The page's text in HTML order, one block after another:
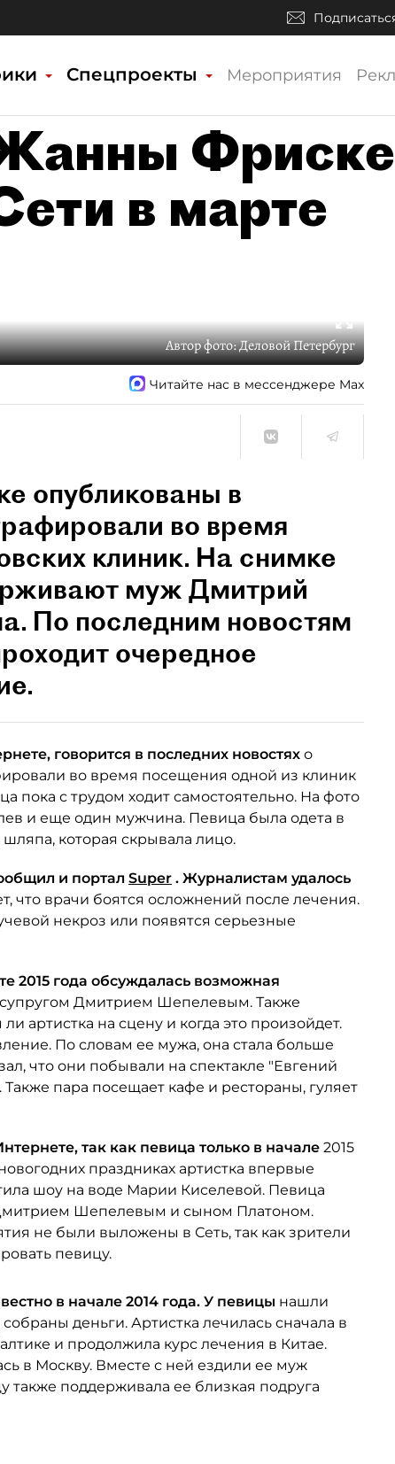
Спецпроекты Мероприятия
Фриске
в марте
Автор фото:Деловой Петербург
Читайте нас в мессенджере Max
опубликованы в
во время
клиник. На снимке
муж Дмитрий
По последним новостям
очередное
говорится в последних новостях о
во время посещения одной из клиник
пока с трудом ходит самостоятельно. На фото
и еще один мужчина. Певица была одета в
которая скрывала лицо.
и портал Super . Журналистам удалось
что врачи боятся осложнений после лечения.
некроз или появятся серьезные
2015 года обсуждалась возможная
Дмитрием Шепелевым. Также
артистка на сцену и когда это произойдет.
По словам ее мужа, она стала больше
что они побывали на спектакле "Евгений
пара посещает кафе и рестораны, гуляет
так как певица только в начале 2015
праздниках артистка впервые
шоу на воде Марии Киселевой. Певица
Шепелевым и сыном Платоном.
не были выложены в Сеть, так как зрители
певицу.
в начале 2014 года. У певицы нашли
деньги. Артистка лечилась сначала в
и продолжила курс лечения в Китае.
в Москву. Вместе с ней ездили ее муж
поддерживала ее близкая подруга